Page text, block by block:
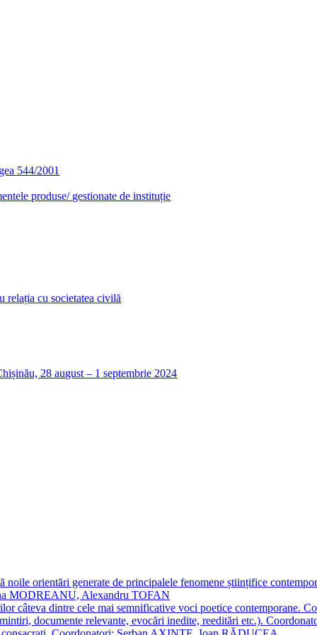
544/2001
produse/ gestionate de instituție
relația cu societatea civilă
noile orientări generate de principalele fenomene științifice
MODREANU, Alexandru TOFAN
câteva dintre cele mai semnificative voci poetice
documente relevante, evocări inedite, reeditări etc.).